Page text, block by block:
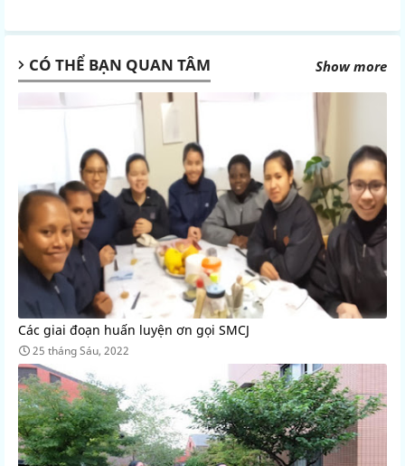
CÓ THỂ BẠN QUAN TÂM Show more
Các giai đoạn huấn luyện ơn gọi SMCJ
25 tháng Sáu, 2022